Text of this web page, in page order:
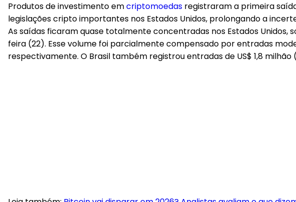
Produtos de investimento emcriptomoedas registraram a primeira
legislações cripto importantes nos Estados Unidos, prolongando a
As saídas ficaram quase totalmente concentradas nos Estados Unidos,
feira (22). Esse volume foi parcialmente compensado por entradas
respectivamente. O Brasil também registrou entradas de US$ 1,8 milhão